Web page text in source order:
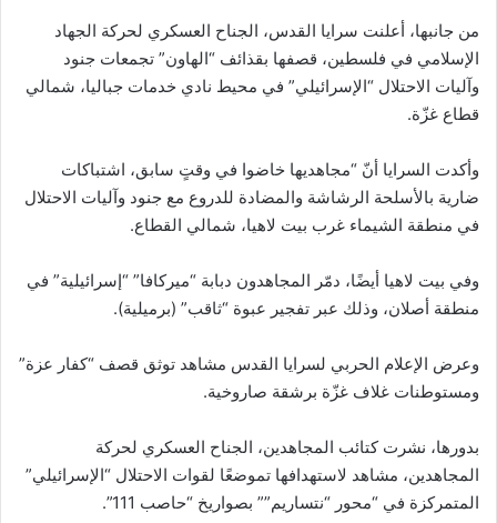
من جانبها، أعلنت سرايا القدس، الجناح العسكري لحركة الجهاد
الإسلامي في فلسطين، قصفها بقذائف “الهاون” تجمعات جنود
وآليات الاحتلال “الإسرائيلي” في محيط نادي خدمات جباليا، شمالي
قطاع غزّة.
وأكدت السرايا أنّ “مجاهديها خاضوا في وقتٍ سابق، اشتباكات
ضارية بالأسلحة الرشاشة والمضادة للدروع مع جنود وآليات الاحتلال
في منطقة الشيماء غرب بيت لاهيا، شمالي القطاع.
وفي بيت لاهيا أيضًا، دمّر المجاهدون دبابة “ميركافا” “إسرائيلية” في
منطقة أصلان، وذلك عبر تفجير عبوة “ثاقب” (برميلية).
وعرض الإعلام الحربي لسرايا القدس مشاهد توثق قصف “كفار عزة”
ومستوطنات غلاف غزّة برشقة صاروخية.
بدورها، نشرت كتائب المجاهدين، الجناح العسكري لحركة
المجاهدين، مشاهد لاستهدافها تموضعًا لقوات الاحتلال “الإسرائيلي”
المتمركزة في “محور “نتساريم”” بصواريخ “حاصب 111”.